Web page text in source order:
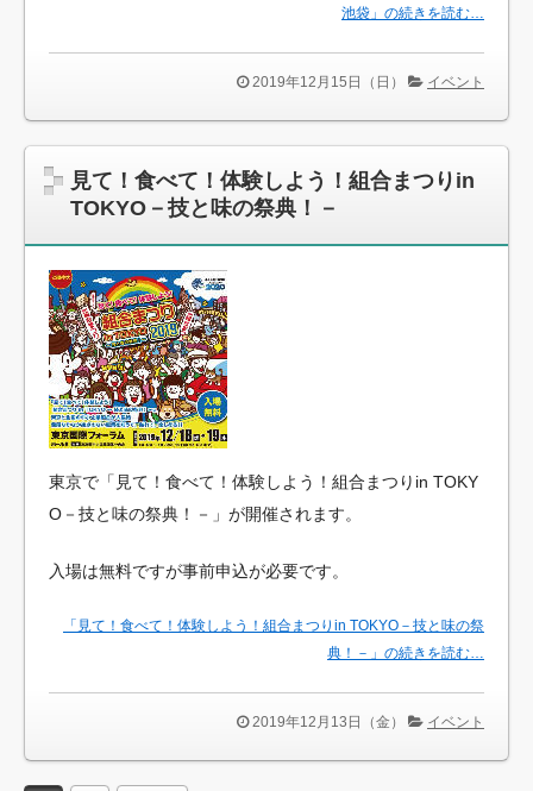
池袋」の続きを読む…
2019年12月15日（日） イベント
見て！食べて！体験しよう！組合まつりin
TOKYO－技と味の祭典！－
東京で「見て！食べて！体験しよう！組合まつりin TOKY
O－技と味の祭典！－」が開催されます。
入場は無料ですが事前申込が必要です。
「見て！食べて！体験しよう！組合まつりin TOKYO－技と味の祭
典！－」の続きを読む…
2019年12月13日（金） イベント